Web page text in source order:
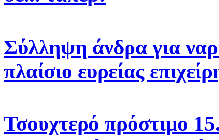
Σύλληψη άνδρα για
πλαίσιο ευρείας
Τσουχτερό πρόστιμο